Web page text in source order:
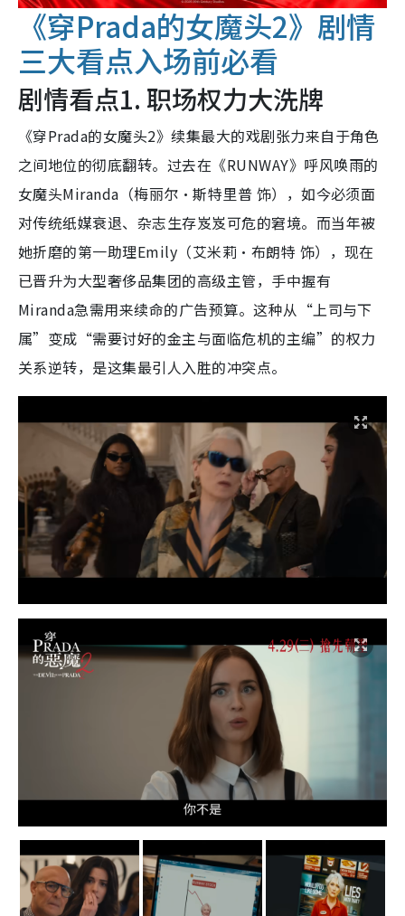
《穿Prada的女魔头2》剧情
三大看点入场前必看
剧情看点1. 职场权力大洗牌
《穿Prada的女魔头2》续集最大的戏剧张力来自于角色
之间地位的彻底翻转。过去在《RUNWAY》呼风唤雨的
女魔头Miranda（梅丽尔·斯特里普 饰），如今必须面
对传统纸媒衰退、杂志生存岌岌可危的窘境。而当年被
她折磨的第一助理Emily（艾米莉·布朗特 饰），现在
已晋升为大型奢侈品集团的高级主管，手中握有
Miranda急需用来续命的广告预算。这种从“上司与下
属”变成“需要讨好的金主与面临危机的主编”的权力
关系逆转，是这集最引人入胜的冲突点。